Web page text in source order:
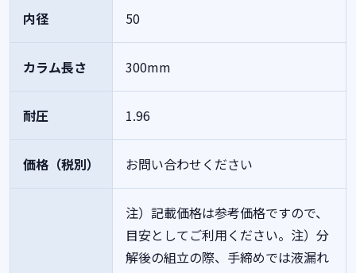
内径 50
カラム長さ 300mm
耐圧 1.96
価格（税別） お問い合わせください
注）記載価格は参考価格ですので、
目安としてご利用ください。注）分
解後の組立の際、手締めでは液漏れ